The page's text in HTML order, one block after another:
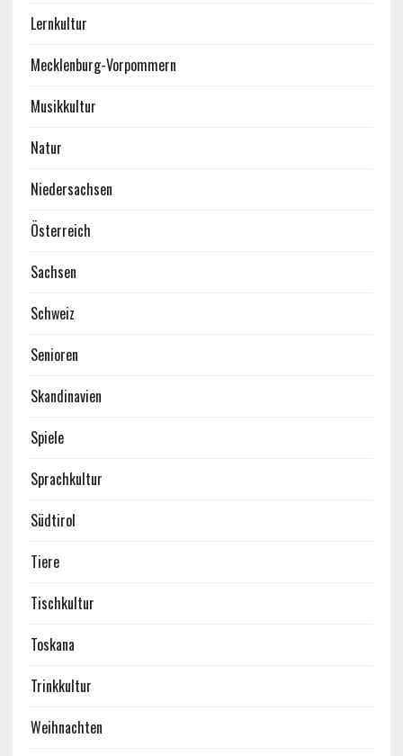
Lernkultur
Mecklenburg-Vorpommern
Musikkultur
Natur
Niedersachsen
Österreich
Sachsen
Schweiz
Senioren
Skandinavien
Spiele
Sprachkultur
Südtirol
Tiere
Tischkultur
Toskana
Trinkkultur
Weihnachten